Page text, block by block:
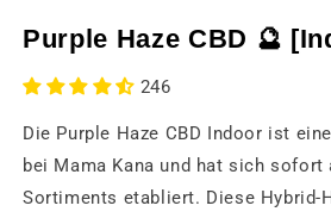
modalen
Fenster
Purple Haze CBD 🔮
246
Die Purple Haze CBD Indoor ist
bei Mama Kana und hat sich
Sortiments etabliert. Diese Hybrid-